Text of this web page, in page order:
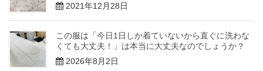
2021年12月28日
この服は「今日1日しか着ていないから直ぐに洗わな
くても大丈夫！」は本当に大丈夫なのでしょうか？
2026年8月2日